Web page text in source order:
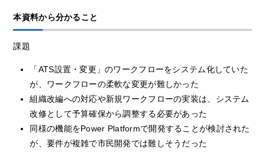
本資料から分かること
課題
「ATS設置・変更」のワークフローをシステム化していた
が、ワークフローの柔軟な変更が難しかった
組織改編への対応や新規ワークフローの実装は、システム
改修として予算確保から調整する必要があった
同様の機能をPower Platformで開発することが検討された
が、要件が複雑で市民開発では難しそうだった